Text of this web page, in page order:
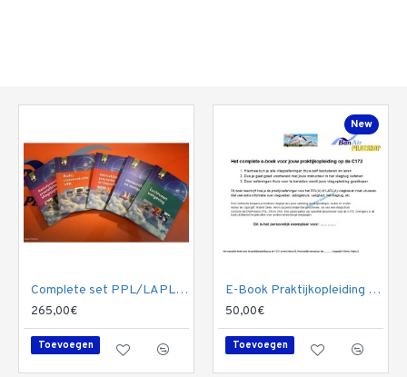
Complete set PPL/LAPL Theorie (5 boeken) plus Praktische Vlieginstructie voor LAPL en PPL
265,00€
Toevoegen
New
E-Book Praktijkopleiding op de Cessna 172
50,00€
Toevoegen